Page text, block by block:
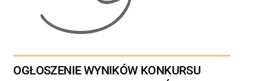
OGŁOSZENIE WYNIKÓW KONKURSU